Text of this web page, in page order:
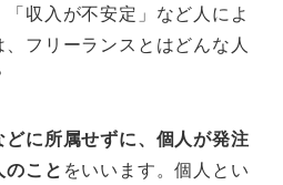
収入が不安定」など人によ
フリーランスとはどんな人
どに所属せずに、個人が発注
こと をいいます。個人とい